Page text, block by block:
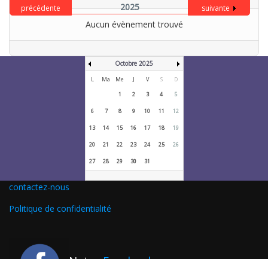
précédente
2025
suivante
Aucun évènement trouvé
Octobre 2025
L Ma Me J V S
D
1
2 3 4 5
6 7 8 9 10 11 12
13 14 15 16 17 18 19
20 21 22 23 24 25 26
27 28 29 30 31
contactez-nous
Politique de confidentialité